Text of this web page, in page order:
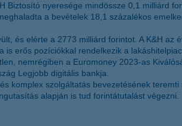
Biztosító nyeresége mindössze 0,1 milliárd
a bevételek 18,1 százalékos
és elérte a 2773 milliárd forintot. A K&H
is erős pozíciókkal rendelkezik a
nemrégiben a Euromoney 2023-as
Legjobb digitális bankja.
komplex szolgáltatás bevezetésének
alapján is tud forintátutalást végezni.